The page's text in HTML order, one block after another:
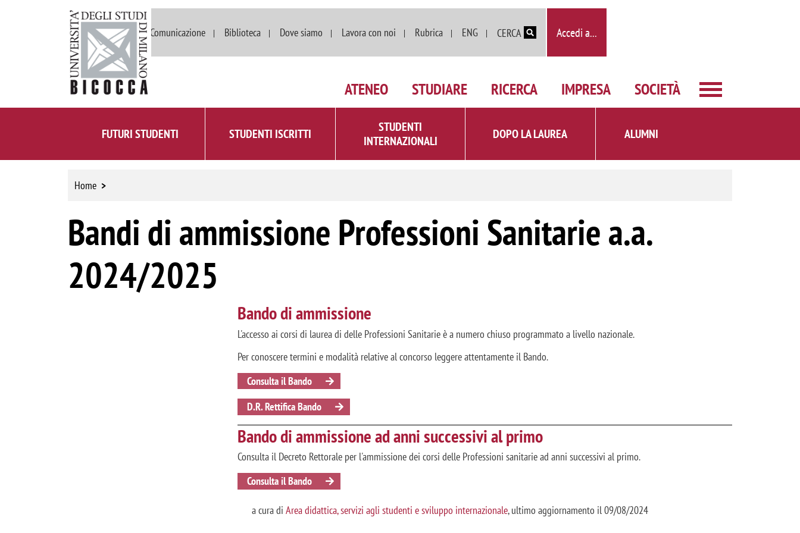
Salta al contenuto principale
Dipartimenti Comunicazione Biblioteca Dove siamo Lavora con noi Rubrica ENG CERCA Accedi a...
ATENEO STUDIARE RICERCA IMPRESA SOCIETÀ
FUTURI STUDENTI STUDENTI ISCRITTI
STUDENTI
INTERNAZIONALI
DOPO LA LAUREA ALUMNI
Home
Bandi di ammissione Professioni Sanitarie a.a.
2024/2025
Bando di ammissione
L'accesso ai corsi di laurea di delle Professioni Sanitarie è a numero chiuso programmato a livello nazionale.
Per conoscere termini e modalità relative al concorso leggere attentamente il Bando.
Consulta il Bando
D.R. Rettifica Bando
Bando di ammissione ad anni successivi al primo
Consulta il Decreto Rettorale per l'ammissione dei corsi delle Professioni sanitarie ad anni successivi al primo.
Consulta il Bando
a cura di Area didattica, servizi agli studenti e sviluppo internazionale, ultimo aggiornamento il 09/08/2024